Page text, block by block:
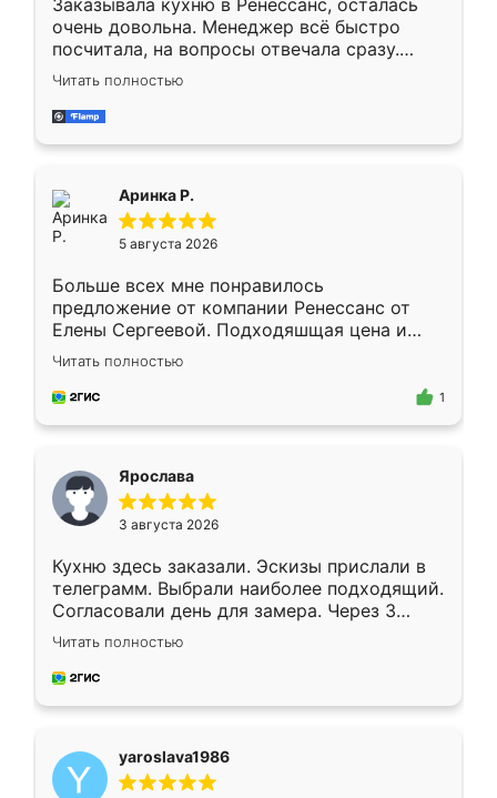
Заказывала кухню в Ренессанс, осталась
очень довольна. Менеджер всё быстро
посчитала, на вопросы отвечала сразу.
Замерщик приехал в субботу, подошёл к
делу со всей ответственностью. Собрали
за день, ребята работали аккуратно, даже
Читать полностью
Аринка Р.
5 августа 2026
Больше всех мне понравилось
предложение от компании Ренессанс от
Елены Сергеевой. Подходяшщая цена и
короткие сроки изготовления. Приехавший
для замера сотрудник Владислав
предложил по моему эскизу самый
Читать полностью
1
Ярослава
3 августа 2026
Кухню здесь заказали. Эскизы прислали в
телеграмм. Выбрали наиболее подходящий.
Согласовали день для замера. Через 3
недели кухня была уже готова. Остались
довольны работой. Спасибо Ренессанс
мебель за качественную работу!
Читать полностью
yaroslava1986